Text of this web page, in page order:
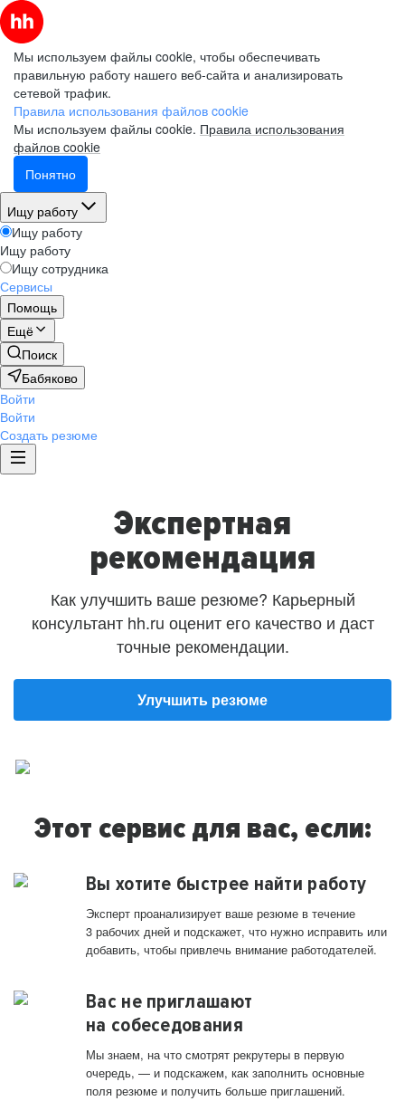
Мы используем файлы cookie, чтобы обеспечивать
правильную работу нашего веб-сайта и анализировать
сетевой трафик.
Правила использования файлов cookie
Мы используем файлы cookie. Правила использования
файлов cookie
Понятно
Ищу работу
Ищу работу
Ищу работу
Ищу сотрудника
Сервисы
Помощь
Ещё
Поиск
Бабяково
Войти
Войти
Создать резюме
Экспертная
рекомендация
Как улучшить ваше резюме? Карьерный
консультант hh.ru оценит его качество и даст
точные рекомендации.
Улучшить резюме
Этот сервис для вас, если:
Вы хотите быстрее найти работу
Эксперт проанализирует ваше резюме в течение
3 рабочих дней и подскажет, что нужно исправить или
добавить, чтобы привлечь внимание работодателей.
Вас не приглашают
на собеседования
Мы знаем, на что смотрят рекрутеры в первую
очередь, — и подскажем, как заполнить основные
поля резюме и получить больше приглашений.